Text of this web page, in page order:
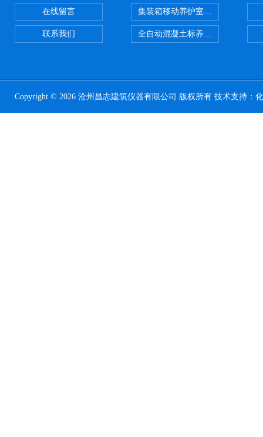
在线留言
联系我们
集装箱移动养护室 标养室
全自动混凝土标养室恒温恒湿设备
Copyright © 2026 沧州昌志建筑仪器有限公司 版权所有 技术支持：